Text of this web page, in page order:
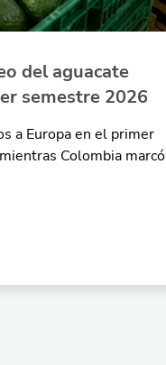
del aguacate
semestre 2026
a Europa en el primer
Colombia marcó